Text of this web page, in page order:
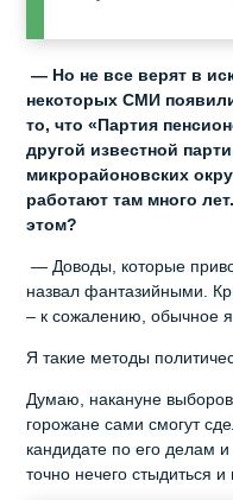
— Но не все верят в
некоторых СМИ
то, что «Партия
другой известной
микрорайоновских
работают там много
этом?
— Доводы, которые
назвал фантазийными.
– к сожалению, обычное
Я такие методы
Думаю, накануне
горожане сами смогут
кандидате по его делам
точно нечего стыдиться